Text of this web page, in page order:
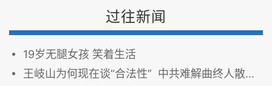
过往新闻
19岁无腿女孩 笑着生活
王岐山为何现在谈“合法性” 中共难解曲终人散危机 王岐山再谈“人心向背”